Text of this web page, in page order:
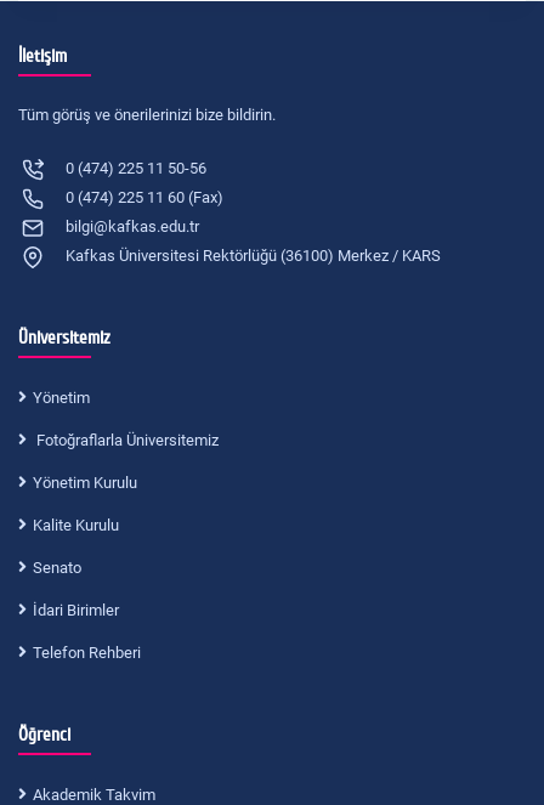
İletişim
Tüm görüş ve önerilerinizi bize bildirin.
0 (474) 225 11 50-56
0 (474) 225 11 60 (Fax)
bilgi@kafkas.edu.tr
Kafkas Üniversitesi Rektörlüğü (36100) Merkez / KARS
Üniversitemiz
Yönetim
Fotoğraflarla Üniversitemiz
Yönetim Kurulu
Kalite Kurulu
Senato
İdari Birimler
Telefon Rehberi
Öğrenci
Akademik Takvim